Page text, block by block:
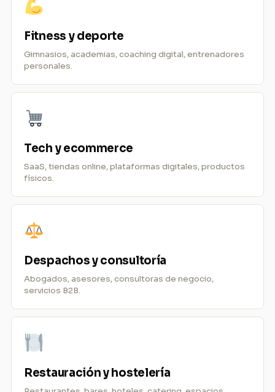
Fitness y deporte
Gimnasios, academias, coaching digital, entrenadores
personales.
Tech y ecommerce
SaaS, tiendas online, plataformas digitales, productos
físicos.
Despachos y consultoría
Abogados, asesores, consultoras de negocio,
servicios B2B.
Restauración y hostelería